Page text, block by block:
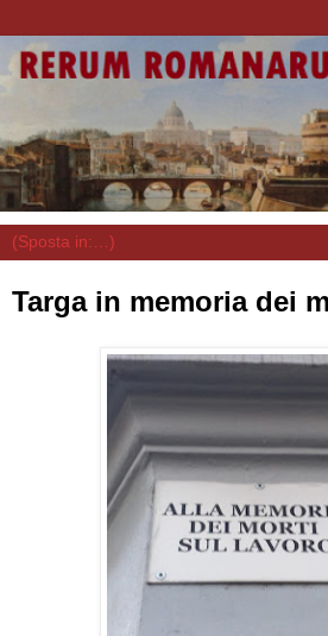
Targa in memoria dei